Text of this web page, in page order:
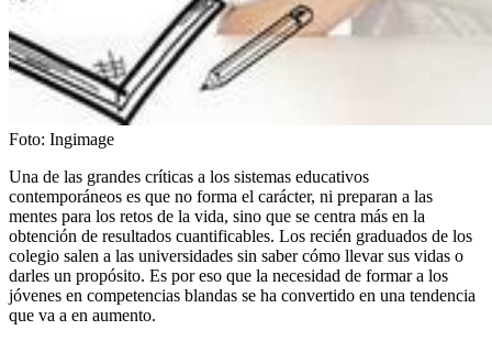
Foto: Ingimage
Una de las grandes críticas a los sistemas educativos
contemporáneos es que no forma el carácter, ni preparan a las
mentes para los retos de la vida, sino que se centra más en la
obtención de resultados cuantificables. Los recién graduados de los
colegio salen a las universidades sin saber cómo llevar sus vidas o
darles un propósito. Es por eso que la necesidad de formar a los
jóvenes en competencias blandas se ha convertido en una tendencia
que va a en aumento.